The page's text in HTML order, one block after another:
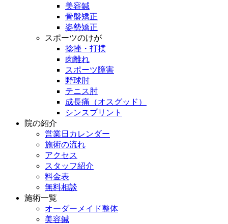
美容鍼
骨盤矯正
姿勢矯正
スポーツのけが
捻挫・打撲
肉離れ
スポーツ障害
野球肘
テニス肘
成長痛（オスグッド）
シンスプリント
院の紹介
営業日カレンダー
施術の流れ
アクセス
スタッフ紹介
料金表
無料相談
施術一覧
オーダーメイド整体
美容鍼